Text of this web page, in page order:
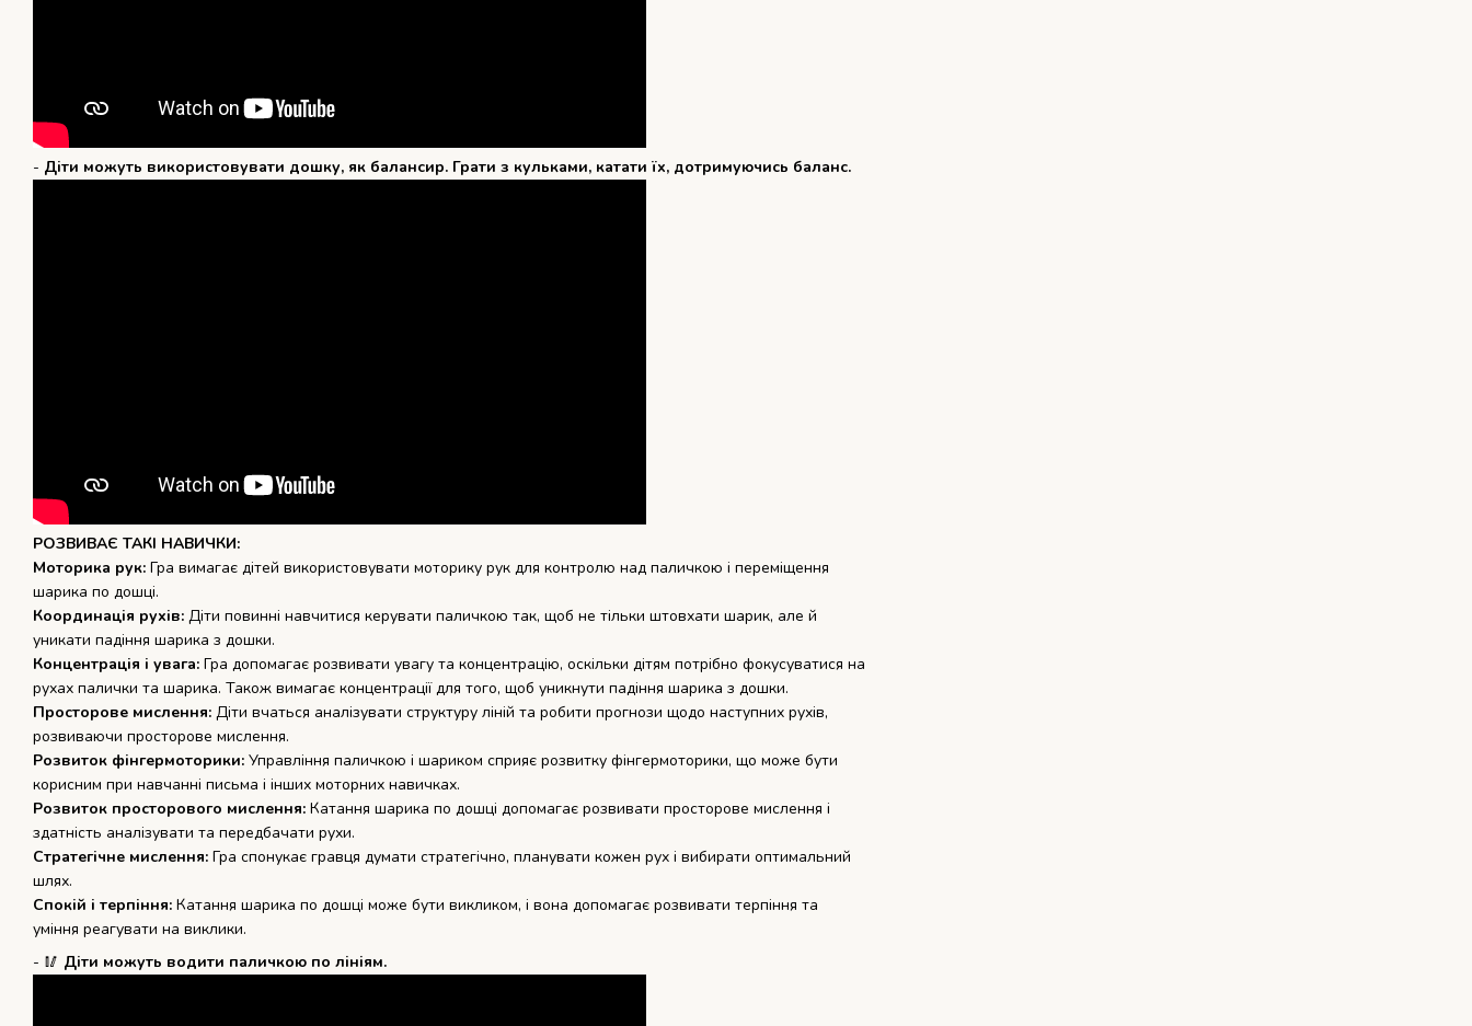
- Діти можуть використовувати дошку, як балансир. Грати з кульками, катати їх, дотримуючись баланс.
РОЗВИВАЄ ТАКІ НАВИЧКИ:
Моторика рук: Гра вимагає дітей використовувати моторику рук для контролю над паличкою і переміщення
шарика по дошці.
Координація рухів: Діти повинні навчитися керувати паличкою так, щоб не тільки штовхати шарик, але й
уникати падіння шарика з дошки.
Концентрація і увага: Гра допомагає розвивати увагу та концентрацію, оскільки дітям потрібно фокусуватися на
рухах палички та шарика. Також вимагає концентрації для того, щоб уникнути падіння шарика з дошки.
Просторове мислення: Діти вчаться аналізувати структуру ліній та робити прогнози щодо наступних рухів,
розвиваючи просторове мислення.
Розвиток фінгермоторики: Управління паличкою і шариком сприяє розвитку фінгермоторики, що може бути
корисним при навчанні письма і інших моторних навичках.
Розвиток просторового мислення: Катання шарика по дошці допомагає розвивати просторове мислення і
здатність аналізувати та передбачати рухи.
Стратегічне мислення: Гра спонукає гравця думати стратегічно, планувати кожен рух і вибирати оптимальний
шлях.
Спокій і терпіння: Катання шарика по дошці може бути викликом, і вона допомагає розвивати терпіння та
уміння реагувати на виклики.
- 🥢 Діти можуть водити паличкою по лініям.